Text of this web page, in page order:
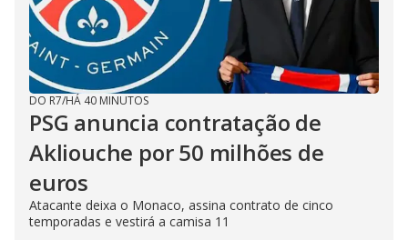
DO R7/HÁ 40 MINUTOS
PSG anuncia contratação de
Akliouche por 50 milhões de
euros
Atacante deixa o Monaco, assina contrato de cinco
temporadas e vestirá a camisa 11